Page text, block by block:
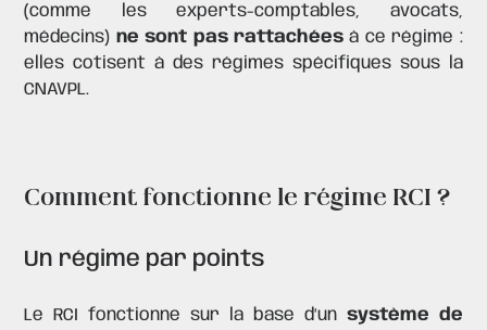
(comme les experts-comptables, avocats,
médecins) ne sont pas rattachées à ce régime :
elles cotisent à des régimes spécifiques sous la
CNAVPL.
Comment fonctionne le régime RCI ?
Un régime par points
Le RCI fonctionne sur la base d’un système de